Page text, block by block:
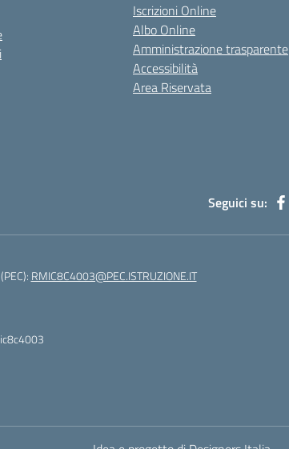
Iscrizioni Online
Albo Online
Amministrazione trasparente
Accessibilità
Area Riservata
Seguici su:
RMIC8C4003@PEC.ISTRUZIONE.IT